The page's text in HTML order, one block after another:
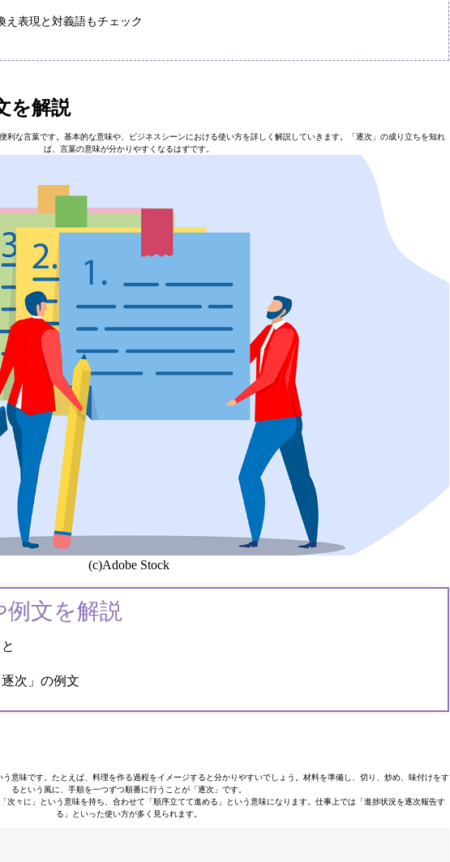
え表現と対義語もチェック
を解説
利な言葉です。基本的な意味や、ビジネスシーンにおける使い方を詳しく解説していきます。「逐次」の成り立ちを知れ
ば、言葉の意味が分かりやすくなるはずです。
(c)Adobe Stock
例文を解説
次」の例文
う意味です。たとえば、料理を作る過程をイメージすると分かりやすいでしょう。材料を準備し、切り、炒め、味付けをす
るという風に、手順を一つずつ順番に行うことが「逐次」です。
次々に」という意味を持ち、合わせて「順序立てて進める」という意味になります。仕事上では「進捗状況を逐次報告す
る」といった使い方が多く見られます。